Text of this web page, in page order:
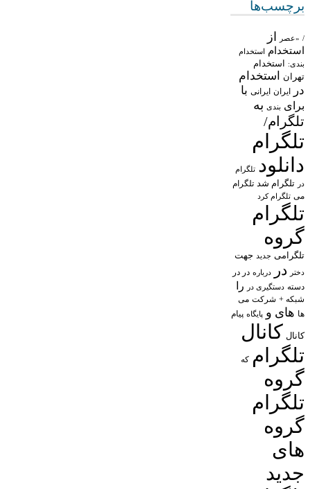
برچسب‌ها
/ «عصر از
استخدام استخدام
بندی: استخدام
تهران
استخدام
در
ایران ایرانی با
برای بندی به
تلگرام/
تلگرام
دانلود تلگرام
در تلگرام شد تلگرام
می تلگرام کرد
تلگرام
گروه
تلگرامی جدید جهت
دختر در درباره در در
دسته دستگیری در را
شبکه + شرکت می
ها های و پایگاه پیام
کانال کانال
تلگرام که
گروه
تلگرام
گروه
های
جدید